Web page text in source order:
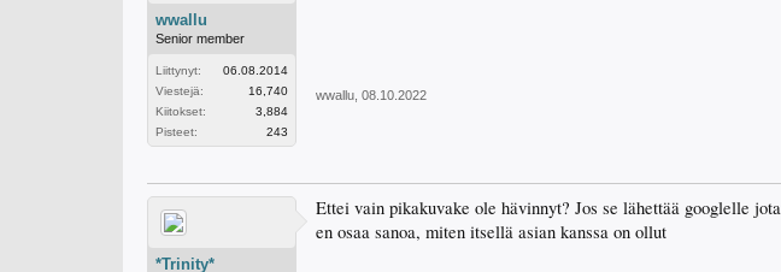
wwallu
Senior member
Liittynyt:
06.08.2014
Viestejä:
16,740
Kiitokset:
3,884
Pisteet:
243
wwallu 08.10.2022
*Trinity*
Ettei vain pikakuvake ole hävinnyt? Jos se lähettää googlelle
en osaa sanoa, miten itsellä asian kanssa on ollut